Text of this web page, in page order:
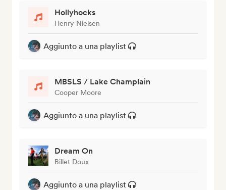
Hollyhocks
Henry Nielsen
Aggiunto a una playlist
MBSLS / Lake Champlain
Cooper Moore
Aggiunto a una playlist
Dream On
Billet Doux
Aggiunto a una playlist